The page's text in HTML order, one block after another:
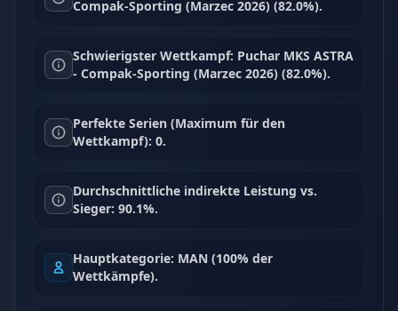
Compak-Sporting (Marzec 2026) (82.0%).
Schwierigster Wettkampf: Puchar MKS ASTRA
- Compak-Sporting (Marzec 2026) (82.0%).
Perfekte Serien (Maximum für den
Wettkampf): 0.
Durchschnittliche indirekte Leistung vs.
Sieger: 90.1%.
Hauptkategorie: MAN (100% der
Wettkämpfe).